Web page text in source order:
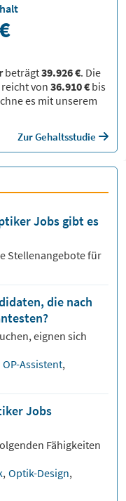
beträgt39.926 €. Die
von 36.910 € bis
es mit unserem
Zur Gehaltsstudie
Jobs gibt es
Stellenangebote für
die nach
eignen sich
OP-Assistent,
Jobs
Fähigkeiten
, Optik-Design,